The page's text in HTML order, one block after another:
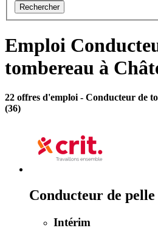
Rechercher
Emploi
tombereau à
22 offres d'emploi - Conducteur de
(36)
Conducteur de
Intérim